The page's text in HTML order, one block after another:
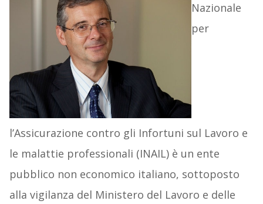
Nazionale
per
l’Assicurazione contro gli Infortuni sul Lavoro e
le malattie professionali (INAIL) è un ente
pubblico non economico italiano, sottoposto
alla vigilanza del Ministero del Lavoro e delle